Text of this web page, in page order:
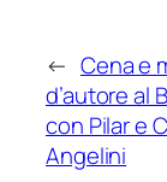
← Cena e
d’autore al
con Pilar e
Angelini